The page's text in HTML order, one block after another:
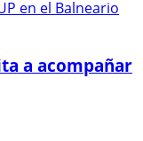
a acompañar